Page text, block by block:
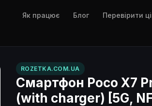
Як працює Блог Перевірити
ROZETKA.COM.UA
Смартфон Poco X7
(with charger) [5G,